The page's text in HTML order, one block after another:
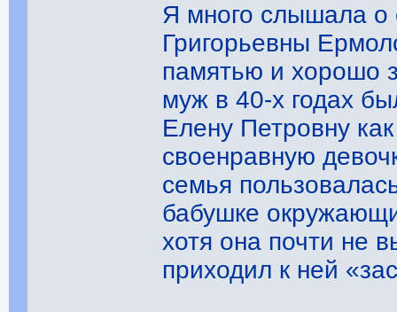
Я много слышала
Григорьевны
памятью и хорошо
муж в 40-х годах
Елену Петровну
своенравную
семья
бабушке
хотя она почти не
приходил к ней